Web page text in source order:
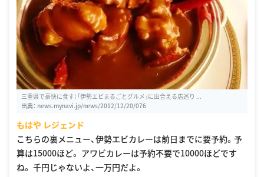
三重県で豪快に食す! 「伊勢エビまるごとグルメ」に出合える店巡り ...
出典： news.mynavi.jp/news/2012/12/20/076
もはや レジェンド
こちらの裏メニュー、伊勢エビカレーは前日までに要予約。予
算は15000ほど。 アワビカレーは予約不要で10000ほどです
ね。 千円じゃないよ、一万円だよ。